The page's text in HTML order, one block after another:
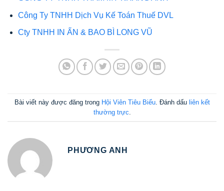
Công Ty TNHH Dịch Vụ Kế Toán Thuế DVL
Cty TNHH IN ẤN & BAO BÌ LONG VŨ
Bài viết này được đăng trong Hội Viên Tiêu Biểu. Đánh dấu liên kết
thường trực
PHƯƠNG ANH